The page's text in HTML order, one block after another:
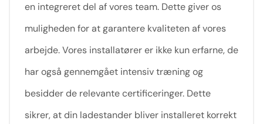
en integreret del af vores team. Dette giver os
muligheden for at garantere kvaliteten af vores
arbejde. Vores installatører er ikke kun erfarne, de
har også gennemgået intensiv træning og
besidder de relevante certificeringer. Dette
sikrer, at din ladestander bliver installeret korrekt